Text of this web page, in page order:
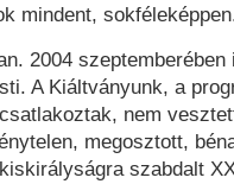
mindent,
2004
A Kiáltványunk, a
nem
megosztott,
szabdalt